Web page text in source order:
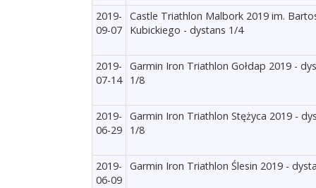
2019-
09-07
Castle Triathlon Malbork 2019 im.
Kubickiego - dystans 1/4
2019-
07-14
Garmin Iron Triathlon Gołdap 2019 -
1/8
2019-
06-29
Garmin Iron Triathlon Stężyca 2019 -
1/8
2019-
06-09
Garmin Iron Triathlon Ślesin 2019 -